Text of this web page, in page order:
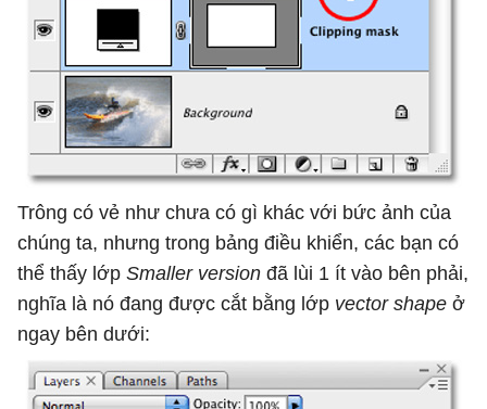
Trông có vẻ như chưa có gì khác với bức ảnh của
chúng ta, nhưng trong bảng điều khiển, các bạn có
thể thấy lớp Smaller version đã lùi 1 ít vào bên phải,
nghĩa là nó đang được cắt bằng lớp vector shape ở
ngay bên dưới: